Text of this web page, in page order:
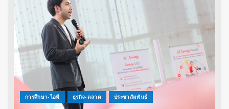
การศึกษา-ไอที ธุรกิจ-ตลาด ประชาสัมพันธ์